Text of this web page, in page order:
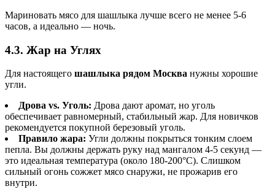
Мариновать мясо для шашлыка лучше всего не менее 5-6
часов, а идеально — ночь.
4.3. Жар на Углях
Для настоящего шашлыка рядом Москва нужны хорошие
угли.
Дрова vs. Уголь: Дрова дают аромат, но уголь
обеспечивает равномерный, стабильный жар. Для новичков
рекомендуется покупной березовый уголь.
Правило жара: Угли должны покрыться тонким слоем
пепла. Вы должны держать руку над мангалом 4-5 секунд —
это идеальная температура (около 180-200°C). Слишком
сильный огонь сожжет мясо снаружи, не прожарив его
внутри.